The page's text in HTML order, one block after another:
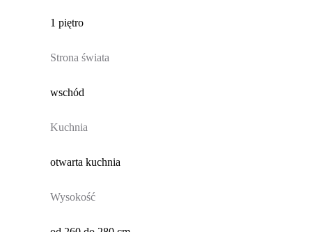
1 piętro
Strona świata
wschód
Kuchnia
otwarta kuchnia
Wysokość